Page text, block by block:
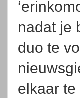
nadat je
duo te
elkaar